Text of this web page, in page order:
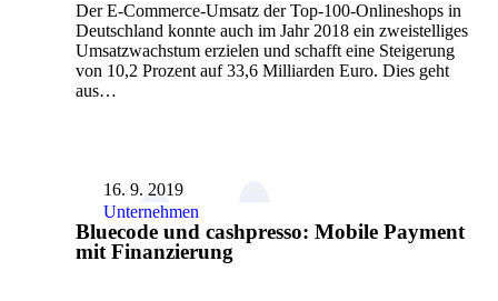
Der E-Commerce-Umsatz der Top-100-Onlineshops in
Deutschland konnte auch im Jahr 2018 ein zweistelliges
Umsatzwachstum erzielen und schafft eine Steigerung
von 10,2 Prozent auf 33,6 Milliarden Euro. Dies geht
aus…
16. 9. 2019
Unternehmen
Bluecode und cashpresso: Mobile Payment
mit Finanzierung